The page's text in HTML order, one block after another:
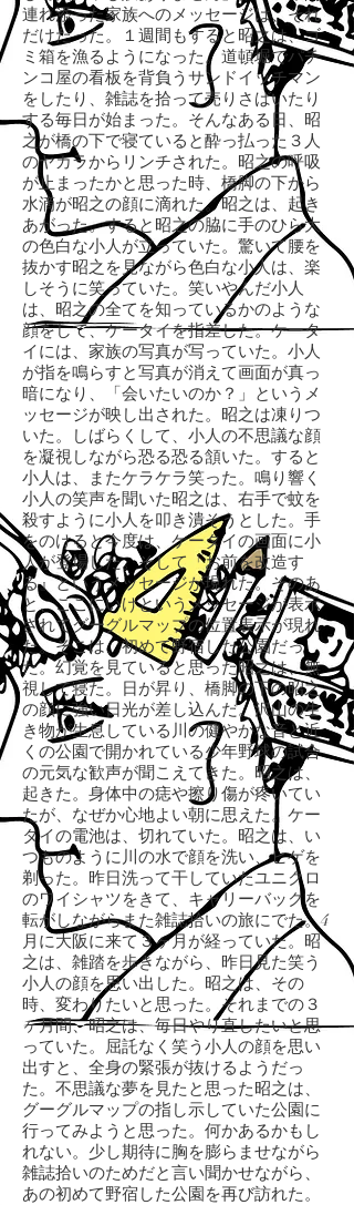
連れ添った家族へのメッセージは、それ
だけだった。１週間もすると昭之は、ゴ
ミ箱を漁るようになった。道頓堀でパチ
ンコ屋の看板を背負うサンドイッチマン
をしたり、雑誌を拾って売りさばいたり
する毎日が始まった。そんなある日、昭
之が橋の下で寝ていると酔っ払った３人
のヤカラからリンチされた。昭之の呼吸
が止まったかと思った時、橋脚の下から
水滴が昭之の顔に滴れた。昭之は、起き
あがった。すると昭之の脇に手のひら大
の色白な小人が立っていた。驚いて腰を
抜かす昭之を見ながら色白な小人は、楽
しそうに笑っていた。笑いやんだ小人
は、昭之の全てを知っているかのような
顔をして、ケータイを指差した。ケータ
イには、家族の写真が写っていた。小人
が指を鳴らすと写真が消えて画面が真っ
暗になり、「会いたいのか？」というメ
ッセージが映し出された。昭之は凍りつ
いた。しばらくして、小人の不思議な顔
を凝視しながら恐る恐る頷いた。すると
小人は、またケラケラ笑った。鳴り響く
小人の笑声を聞いた昭之は、右手で蚊を
殺すように小人を叩き潰そうとした。手
をのけると今度は、ケータイの画面に小
人が登場した。そして「お前を改造す
る』というメッセージが現れた。そのあ
と、ここにいけというメッセージが表示
されてグーグルマップの位置表示が現れ
た。そこは、初めて野宿した公園だっ
た。幻覚を見ていると思った昭之は、無
視して寝た。日が昇り、橋脚の下の昭之
の顔に強い日光が差し込んだ。沢山の生
き物が生息している川の健やかな音と近
くの公園で開かれている少年野球の試合
の元気な歓声が聞こえてきた。昭之は、
起きた。身体中の痣や擦り傷が疼いてい
たが、なぜか心地よい朝に思えた。ケー
タイの電池は、切れていた。昭之は、い
つものように川の水で顔を洗い、ヒゲを
剃った。昨日洗って干していたユニクロ
のワイシャツをきて、キャリーバックを
転がしながらまた雑誌拾いの旅にでた。4
月に大阪に来て３ヶ月が経っていた。昭
之は、雑踏を歩きながら、昨日見た笑う
小人の顔を思い出した。昭之は、その
時、変わりたいと思った。それまでの３
ヶ月間、昭之は、毎日やり直したいと思
っていた。屈託なく笑う小人の顔を思い
出すと、全身の緊張が抜けるようだっ
た。不思議な夢を見たと思った昭之は、
グーグルマップの指し示していた公園に
行ってみようと思った。何かあるかもし
れない。少し期待に胸を膨らませながら
雑誌拾いのためだと言い聞かせながら、
あの初めて野宿した公園を再び訪れた。